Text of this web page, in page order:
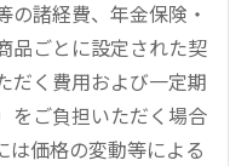
の諸経費、年金保険・
品ごとに設定された契
だく費用および一定期
をご負担いただく場合
は価格の変動等による